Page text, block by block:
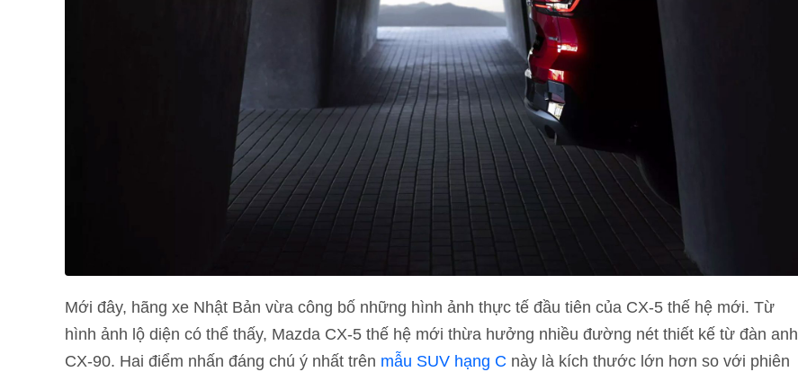
Mới đây, hãng xe Nhật Bản vừa công bố những hình ảnh thực tế đầu tiên của CX-5 thế hệ mới. Từ
hình ảnh lộ diện có thể thấy, Mazda CX-5 thế hệ mới thừa hưởng nhiều đường nét thiết kế từ đàn anh
CX-90. Hai điểm nhấn đáng chú ý nhất trên mẫu SUV hạng C này là kích thước lớn hơn so với phiên